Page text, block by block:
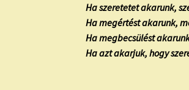
Ha szeretetet akarunk,
Ha megértést akarunk,
Ha megbecsülést
Ha azt akarjuk, hogy